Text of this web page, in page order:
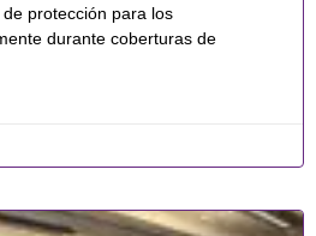
protección para los
durante coberturas de